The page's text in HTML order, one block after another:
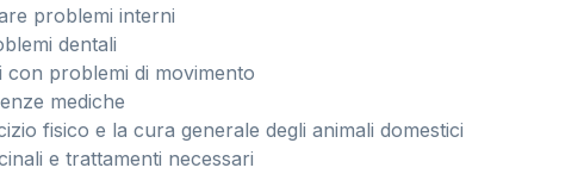
problemi interni
dentali
con problemi di movimento
mediche
fisico e la cura generale degli animali domestici
e trattamenti necessari